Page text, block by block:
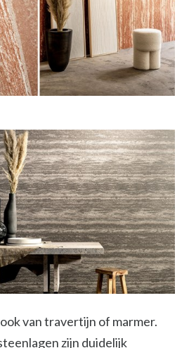
van travertijn of marmer.
zijn duidelijk